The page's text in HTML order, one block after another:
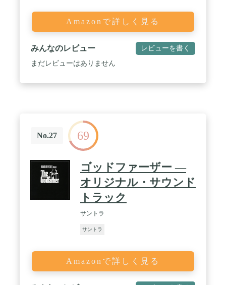
Amazonで詳しく見る
みんなのレビュー レビューを書く
まだレビューはありません
No.27 69
ゴッドファーザー ―
オリジナル・サウンド
トラック
サントラ
サントラ
Amazonで詳しく見る